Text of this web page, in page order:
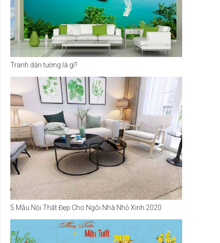
Tranh dán tường là gì?
5 Mẫu Nội Thất Đẹp Cho Ngôi Nhà Nhỏ Xinh 2020